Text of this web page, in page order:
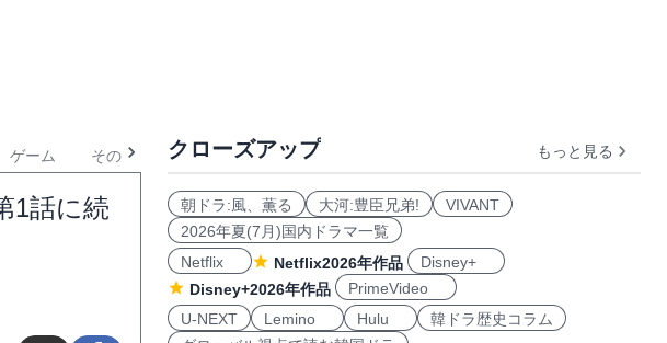
ゲーム その他
1話に続
クローズアップ もっと見る
朝ドラ:風、薫る 大河:豊臣兄弟!
VIVANT
2026年夏(7月)国内ドラマ一覧
Netflix
Netflix2026年作品
Disney+
Disney+2026年作品
PrimeVideo
U-NEXT
Lemino Hulu
韓ドラ歴史コラム